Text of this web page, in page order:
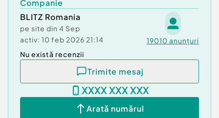
Companie
BLITZ Romania
pe site din 4 Sep
activ: 10 feb 2026 21:14 19010 anunțuri
Nu există recenzii
Trimite mesaj
XXXX XXX XXX
Arată numărul